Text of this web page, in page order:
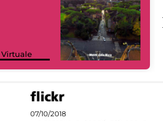
Virtuale
07/10/2018